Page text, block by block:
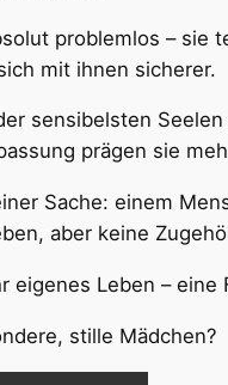
problemlos – sie
mit ihnen sicherer.
sensibelsten
prägen sie
Sache: einem
aber keine
Leben – eine
stille Mädchen?